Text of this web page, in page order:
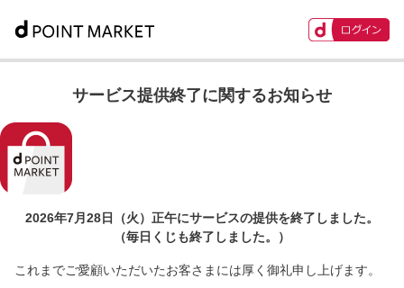
サービス提供終了に関するお知らせ
2026年7月28日（火）正午にサービスの提供を終了しました。
（毎日くじも終了しました。）
これまでご愛顧いただいたお客さまには厚く御礼申し上げます。